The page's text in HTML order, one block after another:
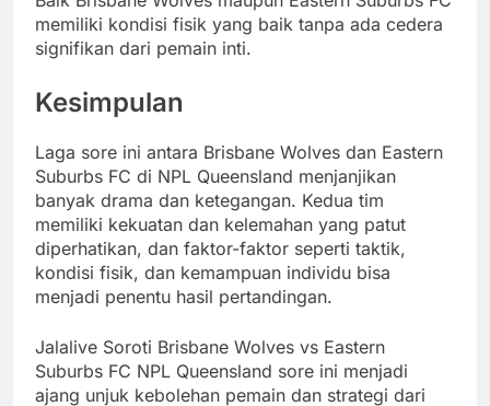
memiliki kondisi fisik yang baik tanpa ada cedera
signifikan dari pemain inti.
Kesimpulan
Laga sore ini antara Brisbane Wolves dan Eastern
Suburbs FC di NPL Queensland menjanjikan
banyak drama dan ketegangan. Kedua tim
memiliki kekuatan dan kelemahan yang patut
diperhatikan, dan faktor-faktor seperti taktik,
kondisi fisik, dan kemampuan individu bisa
menjadi penentu hasil pertandingan.
Jalalive Soroti Brisbane Wolves vs Eastern
Suburbs FC NPL Queensland sore ini menjadi
ajang unjuk kebolehan pemain dan strategi dari